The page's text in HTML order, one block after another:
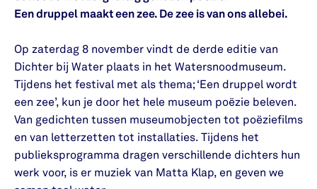
Een druppel maakt een zee. De zee is van ons allebei.
Op zaterdag 8 november vindt de derde editie van
Dichter bij Water plaats in het Watersnoodmuseum.
Tijdens het festival met als thema; ‘Een druppel wordt
een zee’, kun je door het hele museum poëzie beleven.
Van gedichten tussen museumobjecten tot poëziefilms
en van letterzetten tot installaties. Tijdens het
publieksprogramma dragen verschillende dichters hun
werk voor, is er muziek van Matta Klap, en geven we